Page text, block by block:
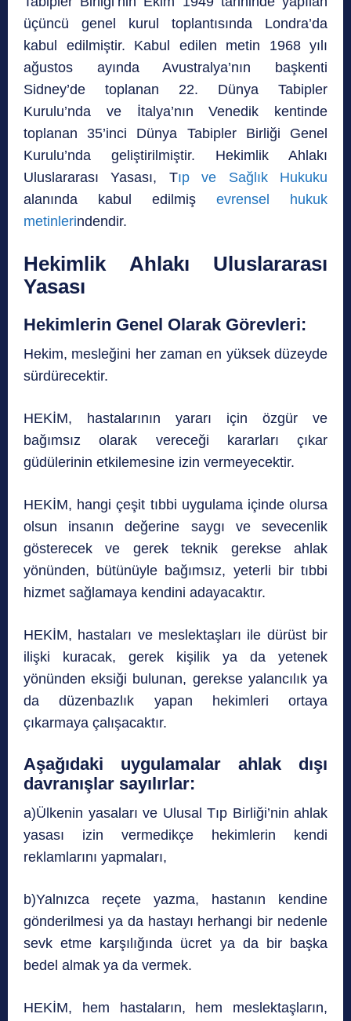
üçüncü genel kurul toplantısında Londra’da
kabul edilmiştir. Kabul edilen metin 1968 yılı
ağustos ayında Avustralya’nın başkenti
Sidney’de toplanan 22. Dünya Tabipler
Kurulu’nda ve İtalya’nın Venedik kentinde
toplanan 35’inci Dünya Tabipler Birliği Genel
Kurulu’nda geliştirilmiştir. Hekimlik Ahlakı
Uluslararası Yasası, Tıp ve Sağlık Hukuku
alanında kabul edilmiş evrensel hukuk
metinlerindendir.
Hekimlik Ahlakı Uluslararası
Yasası
Hekimlerin Genel Olarak Görevleri:
Hekim, mesleğini her zaman en yüksek düzeyde
sürdürecektir.
HEKİM, hastalarının yararı için özgür ve
bağımsız olarak vereceği kararları çıkar
güdülerinin etkilemesine izin vermeyecektir.
HEKİM, hangi çeşit tıbbi uygulama içinde olursa
olsun insanın değerine saygı ve sevecenlik
gösterecek ve gerek teknik gerekse ahlak
yönünden, bütünüyle bağımsız, yeterli bir tıbbi
hizmet sağlamaya kendini adayacaktır.
HEKİM, hastaları ve meslektaşları ile dürüst bir
ilişki kuracak, gerek kişilik ya da yetenek
yönünden eksiği bulunan, gerekse yalancılık ya
da düzenbazlık yapan hekimleri ortaya
çıkarmaya çalışacaktır.
Aşağıdaki uygulamalar ahlak dışı
davranışlar sayılırlar:
a)Ülkenin yasaları ve Ulusal Tıp Birliği’nin ahlak
yasası izin vermedikçe hekimlerin kendi
reklamlarını yapmaları,
b)Yalnızca reçete yazma, hastanın kendine
gönderilmesi ya da hastayı herhangi bir nedenle
sevk etme karşılığında ücret ya da bir başka
bedel almak ya da vermek.
HEKİM, hem hastaların, hem meslektaşların,